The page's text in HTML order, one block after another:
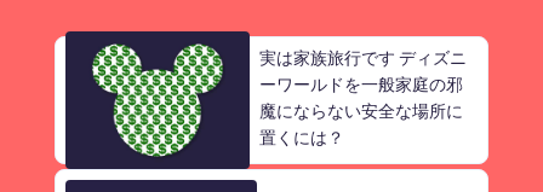
実は家族旅行です ディズニ
ーワールドを一般家庭の邪
魔にならない安全な場所に
置くには？